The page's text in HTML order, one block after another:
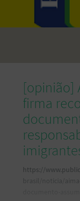
[opinião]
firma
https://
brasil/noticia/